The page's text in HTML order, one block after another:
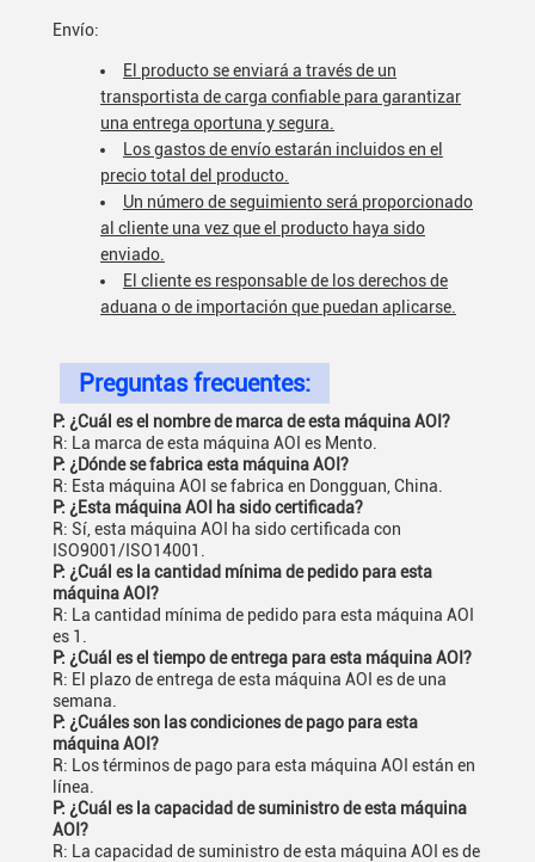
Envío:
El producto se enviará a través de un
transportista de carga confiable para garantizar
una entrega oportuna y segura.
Los gastos de envío estarán incluidos en el
precio total del producto.
Un número de seguimiento será proporcionado
al cliente una vez que el producto haya sido
enviado.
El cliente es responsable de los derechos de
aduana o de importación que puedan aplicarse.
Preguntas frecuentes:
P: ¿Cuál es el nombre de marca de esta máquina AOI?
R: La marca de esta máquina AOI es Mento.
P: ¿Dónde se fabrica esta máquina AOI?
R: Esta máquina AOI se fabrica en Dongguan, China.
P: ¿Esta máquina AOI ha sido certificada?
R: Sí, esta máquina AOI ha sido certificada con
ISO9001/ISO14001.
P: ¿Cuál es la cantidad mínima de pedido para esta
máquina AOI?
R: La cantidad mínima de pedido para esta máquina AOI
es 1.
P: ¿Cuál es el tiempo de entrega para esta máquina AOI?
R: El plazo de entrega de esta máquina AOI es de una
semana.
P: ¿Cuáles son las condiciones de pago para esta
máquina AOI?
R: Los términos de pago para esta máquina AOI están en
línea.
P: ¿Cuál es la capacidad de suministro de esta máquina
AOI?
R: La capacidad de suministro de esta máquina AOI es de